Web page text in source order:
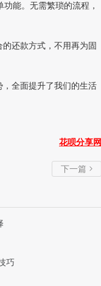
能。无需繁琐的流程，
还款方式，不用再为固
全面提升了我们的生活
花呗分享网
下一篇 
巧